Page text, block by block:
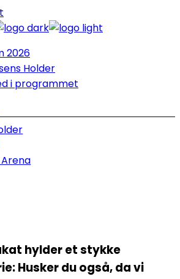
2026
Holder
i programmet
hylder et stykke
Husker du også, da vi